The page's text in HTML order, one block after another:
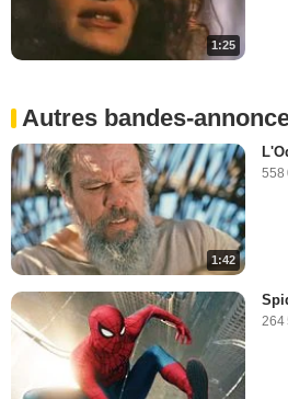
1:25
Autres bandes-
1:42
558
264